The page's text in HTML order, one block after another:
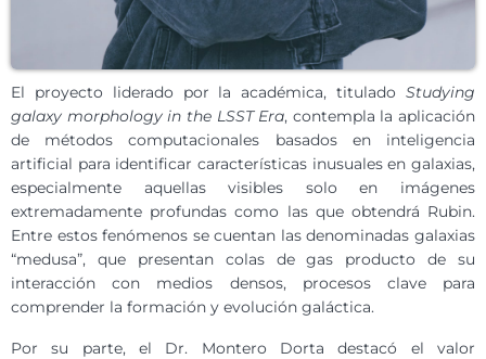
El proyecto liderado por la académica, titulado Studying
galaxy morphology in the LSST Era, contempla la aplicación
de métodos computacionales basados en inteligencia
artificial para identificar características inusuales en galaxias,
especialmente aquellas visibles solo en imágenes
extremadamente profundas como las que obtendrá Rubin.
Entre estos fenómenos se cuentan las denominadas galaxias
“medusa”, que presentan colas de gas producto de su
interacción con medios densos, procesos clave para
comprender la formación y evolución galáctica.
Por su parte, el Dr. Montero Dorta destacó el valor